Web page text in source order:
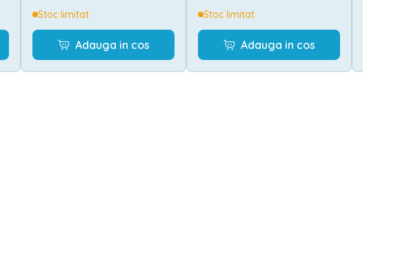
Stoc limitat
Adauga in cos
Stoc limitat
Adauga in cos